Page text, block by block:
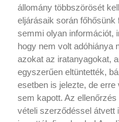
állomány többszörösét
eljárásaik során
semmi olyan információt,
hogy nem volt adóhiánya
azokat az iratanyagokat,
egyszerűen eltüntették,
esetben is jelezte, de
sem kapott. Az
vételi szerződéssel átvett